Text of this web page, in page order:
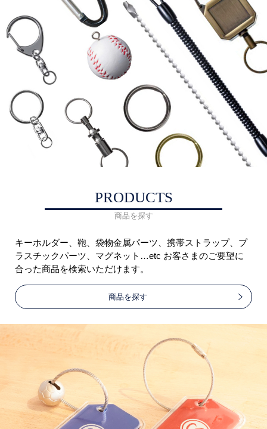
PRODUCTS
商品を探す
キーホルダー、鞄、袋物金属パーツ、携帯ストラップ、プ
ラスチックパーツ、マグネット…etc お客さまのご要望に
合った商品を検索いただけます。
商品を探す